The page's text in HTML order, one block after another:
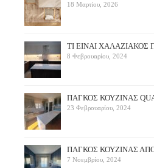
18 Μαρτίου, 2026
ΤΙ ΕΙΝΑΙ ΧΑΛΑΖΙΑΚΟΣ
8 Φεβρουαρίου, 2024
ΠΑΓΚΟΣ ΚΟΥΖΙΝΑΣ
23 Φεβρουαρίου, 2024
ΠAΓΚΟΣ ΚΟΥΖΙΝΑΣ
7 Νοεμβρίου, 2024